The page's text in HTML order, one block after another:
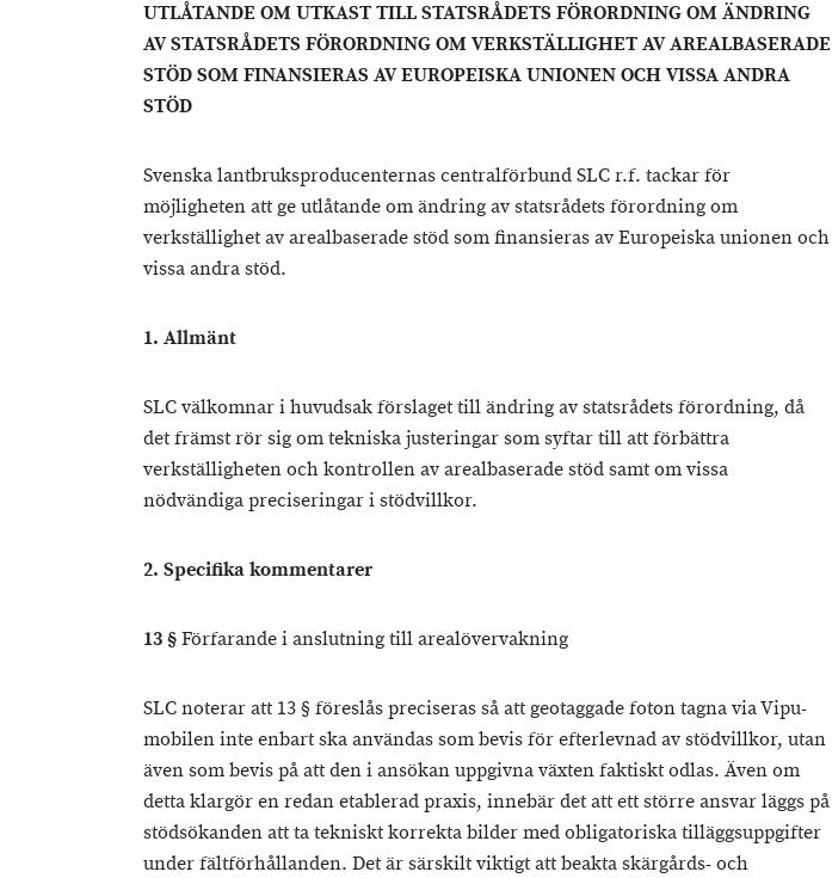
UTLÅTANDE OM UTKAST TILL STATSRÅDETS FÖRORDNING OM ÄNDRING
AV STATSRÅDETS FÖRORDNING OM VERKSTÄLLIGHET AV AREALBASERADE
STÖD SOM FINANSIERAS AV EUROPEISKA UNIONEN OCH VISSA ANDRA
STÖD
Svenska lantbruksproducenternas centralförbund SLC r.f. tackar för
möjligheten att ge utlåtande om ändring av statsrådets förordning om
verkställighet av arealbaserade stöd som finansieras av Europeiska unionen och
vissa andra stöd.
1. Allmänt
SLC välkomnar i huvudsak förslaget till ändring av statsrådets förordning, då
det främst rör sig om tekniska justeringar som syftar till att förbättra
verkställigheten och kontrollen av arealbaserade stöd samt om vissa
nödvändiga preciseringar i stödvillkor.
2. Specifika kommentarer
13 §Förfarande i anslutning till arealövervakning
SLC noterar att 13 § föreslås preciseras så att geotaggade foton tagna via Vipu-
mobilen inte enbart ska användas som bevis för efterlevnad av stödvillkor, utan
även som bevis på att den i ansökan uppgivna växten faktiskt odlas. Även om
detta klargör en redan etablerad praxis, innebär det att ett större ansvar läggs på
stödsökanden att ta tekniskt korrekta bilder med obligatoriska tilläggsuppgifter
under fältförhållanden. Det är särskilt viktigt att beakta skärgårds- och